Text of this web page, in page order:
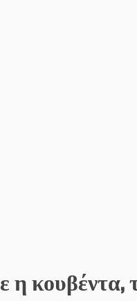
κουβέντα,